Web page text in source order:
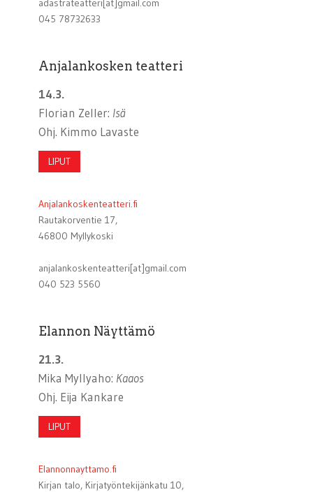
adastrateatteri[at]gmail.com
045 78732633
Anjalankosken teatteri
14.3.
Florian Zeller: Isä
Ohj. Kimmo Lavaste
LIPUT
Anjalankoskenteatteri.fi
Rautakorventie 17,
46800 Myllykoski
anjalankoskenteatteri[at]gmail.com
040 523 5560
Elannon Näyttämö
21.3.
Mika Myllyaho: Kaaos
Ohj. Eija Kankare
LIPUT
Elannonnayttamo.fi
Kirjan talo, Kirjatyöntekijänkatu 10,